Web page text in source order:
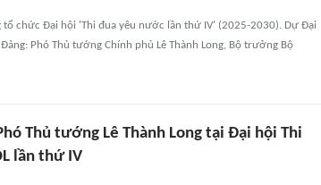
tổ chức Đại hội 'Thi đua yêu nước lần thứ IV' (2025-2030). Dự Đại
Phó Thủ tướng Chính phủ Lê Thành Long, Bộ trưởng Bộ
Thủ tướng Lê Thành Long tại Đại hội Thi
lần thứ IV